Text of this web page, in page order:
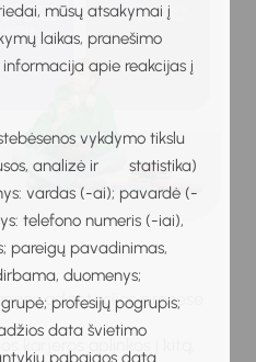
mūsų atsakymai į
laikas, pranešimo
apie reakcijas į
vykdymo tikslu
analizė ir statistika)
vardas (-ai); pavardė (-
telefono numeris (-iai),
pareigų pavadinimas,
duomenys;
profesijų pogrupis;
data švietimo
pabaigos data
adaptacijos procese
karjeros aplinkos į kitą,